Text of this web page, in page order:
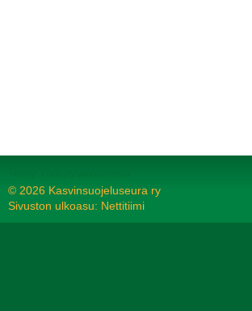
© 2026 Kasvinsuojeluseura ry
Sivuston ulkoasu: Nettitiimi